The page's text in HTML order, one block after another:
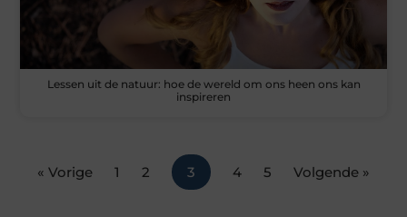
Lessen uit de natuur: hoe de wereld om ons heen ons kan
inspireren
« Vorige 1 2 3 4 5 Volgende »